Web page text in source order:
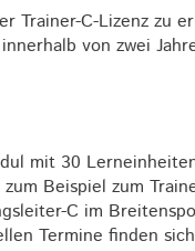
Trainer-C-Lizenz zu
von zwei
mit 30
Beispiel zum
C im
Termine finden